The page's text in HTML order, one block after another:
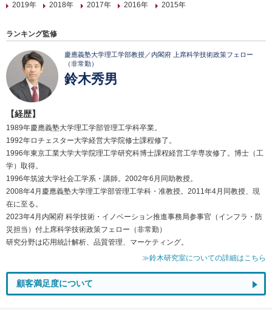
2019年
2018年 2017年 2016年 2015年
ランキング監修
慶應義塾大学理工学部教授／内閣府 上席科学技術政策フェロー
（非常勤）
鈴木秀男
【経歴】
1989年慶應義塾大学理工学部管理工学科卒業。
1992年ロチェスター大学経営大学院修士課程修了。
1996年東京工業大学大学院理工学研究科博士課程経営工学専攻修了。博士（工
学）取得。
1996年筑波大学社会工学系・講師。2002年6月同助教授。
2008年4月慶應義塾大学理工学部管理工学科・准教授。2011年4月同教授、現
在に至る。
2023年4月内閣府 科学技術・イノベーション推進事務局参事官（インフラ・防
災担当）付上席科学技術政策フェロー（非常勤）
研究分野は応用統計解析、品質管理、マーケティング。
≫鈴木研究室についての詳細はこちら
顧客満足度について